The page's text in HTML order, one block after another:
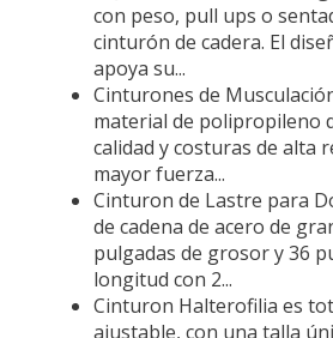
con peso, pull ups o
cinturón de cadera. El
apoya su...
Cinturones de
material de polipropileno
calidad y costuras de alta
mayor fuerza...
Cinturon de Lastre para
de cadena de acero de
pulgadas de grosor y 36
longitud con 2...
Cinturon Halterofilia es
ajustable, con una talla